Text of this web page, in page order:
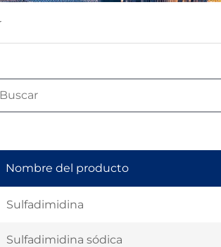
Nombre del producto
Sulfadimidina
Sulfadimidina sódica